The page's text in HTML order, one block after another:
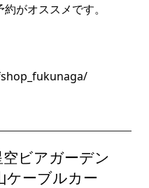
がオススメです。
空ビアガーデン
ケーブルカー